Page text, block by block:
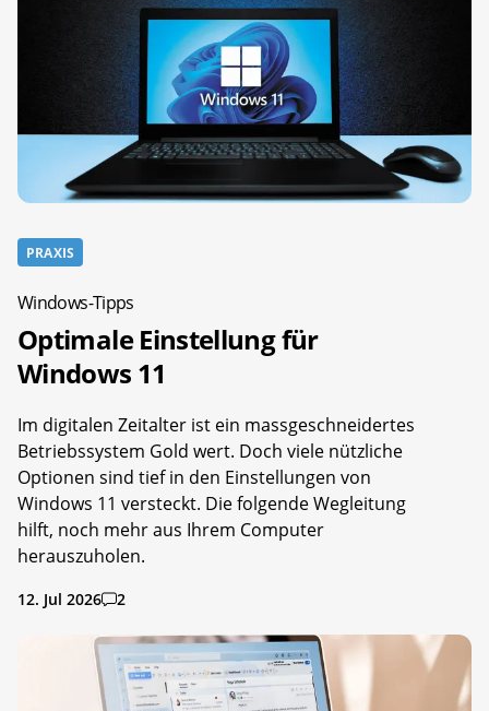
PRAXIS
Windows-Tipps
Optimale Einstellung für
Windows 11
Im digitalen Zeitalter ist ein massgeschneidertes
Betriebssystem Gold wert. Doch viele nützliche
Optionen sind tief in den Einstellungen von
Windows 11 versteckt. Die folgende Wegleitung
hilft, noch mehr aus Ihrem Computer
herauszuholen.
12. Jul 2026 2